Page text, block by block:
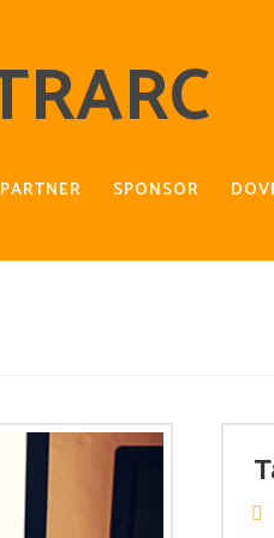
PARTNER SPONSOR